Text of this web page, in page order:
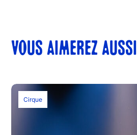
VOUS AIMEREZ AUSSI
Cirque